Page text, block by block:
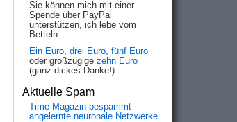
Sie können mich mit einer
Spende über PayPal
unterstützen, ich lebe vom
Betteln:
Ein Euro, drei Euro, fünf Euro
oder großzügige zehn Euro
(ganz dickes Danke!)
Aktuelle Spam
Time-Magazin bespammt
angelernte neuronale Netzwerke